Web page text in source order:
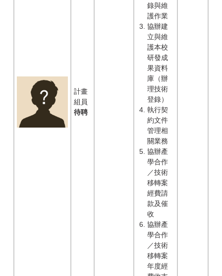
計畫
組員
待聘
錄與維
護作業
協辦建
立與維
護本校
研發成
果資料
庫（辦
理技術
登錄）
執行契
約文件
管理相
關業務
協辦產
學合作
／技術
移轉案
經費請
款及催
收
協辦產
學合作
／技術
移轉案
年度經